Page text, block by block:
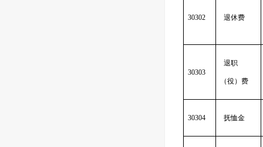
30302 退休费
30303
退职
（役）费
30304 抚恤金